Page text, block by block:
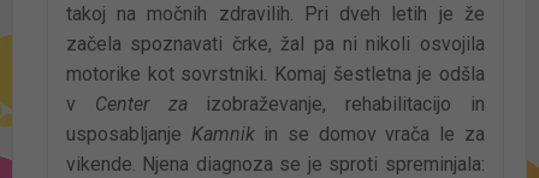
takoj na močnih zdravilih. Pri dveh letih je že
začela spoznavati črke, žal pa ni nikoli osvojila
motorike kot sovrstniki. Komaj šestletna je odšla
v Centerza izobraževanje, rehabilitacijo in
usposabljanje Kamnikin se domov vrača le za
vikende. Njena diagnoza se je sproti spreminjala: